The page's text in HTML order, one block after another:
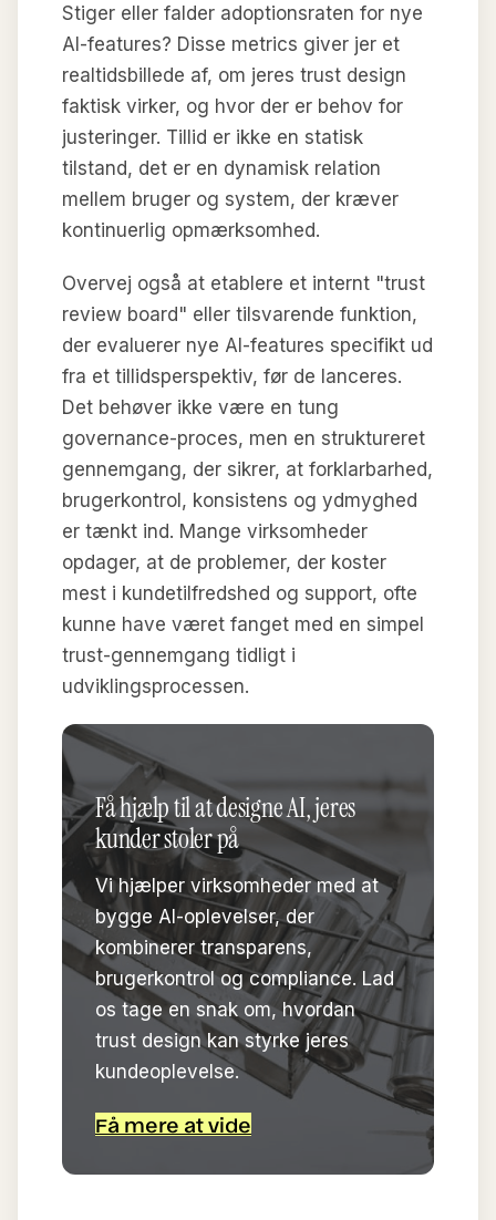
Stiger eller falder adoptionsraten for nye
AI-features? Disse metrics giver jer et
realtidsbillede af, om jeres trust design
faktisk virker, og hvor der er behov for
justeringer. Tillid er ikke en statisk
tilstand, det er en dynamisk relation
mellem bruger og system, der kræver
kontinuerlig opmærksomhed.
Overvej også at etablere et internt "trust
review board" eller tilsvarende funktion,
der evaluerer nye AI-features specifikt ud
fra et tillidsperspektiv, før de lanceres.
Det behøver ikke være en tung
governance-proces, men en struktureret
gennemgang, der sikrer, at forklarbarhed,
brugerkontrol, konsistens og ydmyghed
er tænkt ind. Mange virksomheder
opdager, at de problemer, der koster
mest i kundetilfredshed og support, ofte
kunne have været fanget med en simpel
trust-gennemgang tidligt i
udviklingsprocessen.
Få hjælp til at designe AI, jeres
kunder stoler på
Vi hjælper virksomheder med at
bygge AI-oplevelser, der
kombinerer transparens,
brugerkontrol og compliance. Lad
os tage en snak om, hvordan
trust design kan styrke jeres
kundeoplevelse.
Få mere at vide